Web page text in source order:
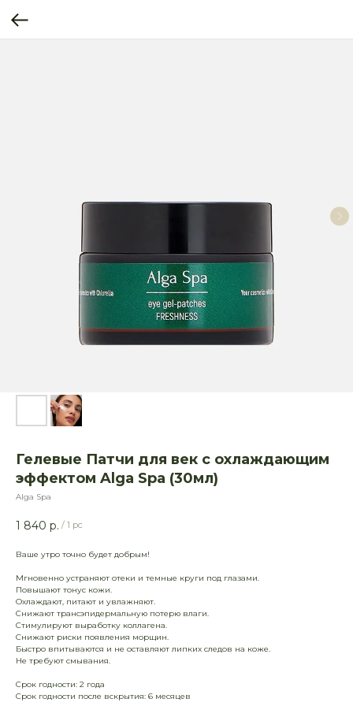
Гелевые Патчи для век c охлаждающим
эффектом Alga Spa (30мл)
Alga Spa
1 840 р. / 1 pc
Ваше утро точно будет добрым!
Мгновенно устраняют отеки и темные круги под глазами.
Повышают тонус кожи.
Охлаждают, питают и увлажняют.
Снижают трансэпидермальную потерю влаги.
Стимулируют выработку коллагена.
Снижают риски появления морщин.
Быстро впитываются и не оставляют липких следов на коже.
Не требуют смывания.
Срок годности: 2 года
Срок годности после вскрытия: 6 месяцев